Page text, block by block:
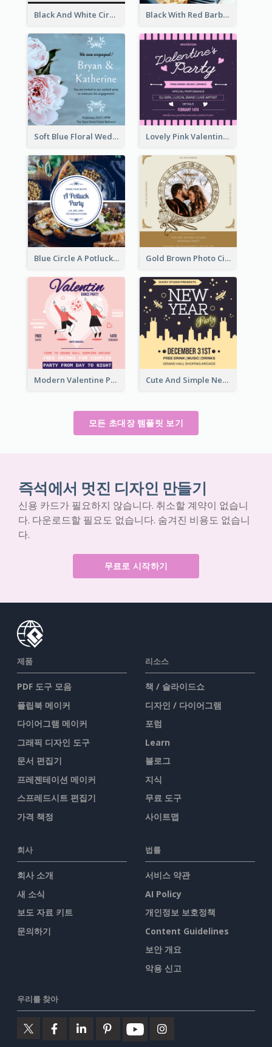
Black And White Circle Photo Thanksgiving Dinner Invitation Black With Red Barbecue Housewarming Invitation
Soft Blue Floral Wedding Engagement Invitation Lovely Pink Valentine Celebration Invitation Design Ideas
Blue Circle A Potluck Party Invitation Gold Brown Photo Circle Wedding Invitation
Modern Valentine Party Pink Invitation Design Templates Cute And Simple New Year Celebration Invitation
모든 초대장 템플릿 보기
즉석에서 멋진 디자인 만들기
신용 카드가 필요하지 않습니다. 취소할 계약이 없습니
다. 다운로드할 필요도 없습니다. 숨겨진 비용도 없습니
다.
무료로 시작하기
제품
PDF 도구 모음
플립북 메이커
다이어그램 메이커
그래픽 디자인 도구
문서 편집기
프레젠테이션 메이커
스프레드시트 편집기
가격 책정
리소스
책 / 슬라이드쇼
디자인 / 다이어그램
포럼
Learn
블로그
지식
무료 도구
사이트맵
회사
회사 소개
새 소식
보도 자료 키트
문의하기
법률
서비스 약관
AI Policy
개인정보 보호정책
Content Guidelines
보안 개요
악용 신고
우리를 찾아